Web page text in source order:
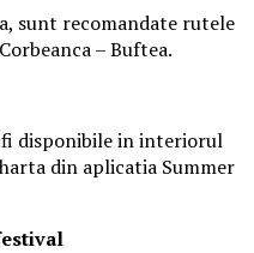
sunt recomandate rutele
– Buftea.
disponibile in interiorul
din aplicatia Summer